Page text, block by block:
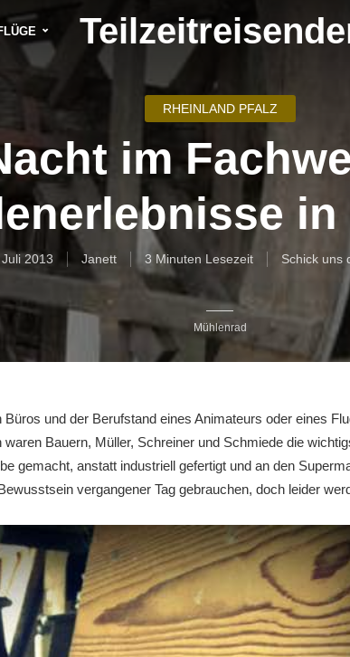
Mühlenrad
RHEINLAND PFALZ
im
in
2013 Janett 3 Minuten Lesezeit Schick uns
und der Berufstand eines Animateurs oder eines
Bauern, Müller, Schreiner und Schmiede die
gemacht, anstatt industriell gefertigt und an den
vergangener Tag gebrauchen, doch leider